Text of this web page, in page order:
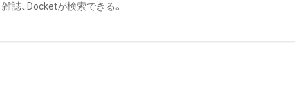
雑誌、Docketが検索できる。